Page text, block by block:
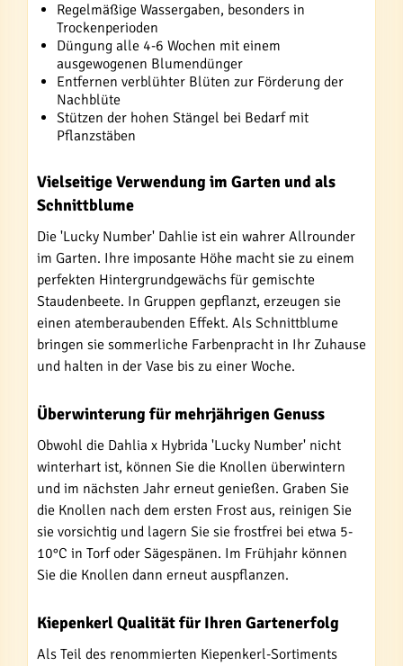
Regelmäßige Wassergaben, besonders in
Trockenperioden
Düngung alle 4-6 Wochen mit einem
ausgewogenen Blumendünger
Entfernen verblühter Blüten zur Förderung der
Nachblüte
Stützen der hohen Stängel bei Bedarf mit
Pflanzstäben
Vielseitige Verwendung im Garten und als
Schnittblume
Die 'Lucky Number' Dahlie ist ein wahrer Allrounder
im Garten. Ihre imposante Höhe macht sie zu einem
perfekten Hintergrundgewächs für gemischte
Staudenbeete. In Gruppen gepflanzt, erzeugen sie
einen atemberaubenden Effekt. Als Schnittblume
bringen sie sommerliche Farbenpracht in Ihr Zuhause
und halten in der Vase bis zu einer Woche.
Überwinterung für mehrjährigen Genuss
Obwohl die Dahlia x Hybrida 'Lucky Number' nicht
winterhart ist, können Sie die Knollen überwintern
und im nächsten Jahr erneut genießen. Graben Sie
die Knollen nach dem ersten Frost aus, reinigen Sie
sie vorsichtig und lagern Sie sie frostfrei bei etwa 5-
10°C in Torf oder Sägespänen. Im Frühjahr können
Sie die Knollen dann erneut auspflanzen.
Kiepenkerl Qualität für Ihren Gartenerfolg
Als Teil des renommierten Kiepenkerl-Sortiments